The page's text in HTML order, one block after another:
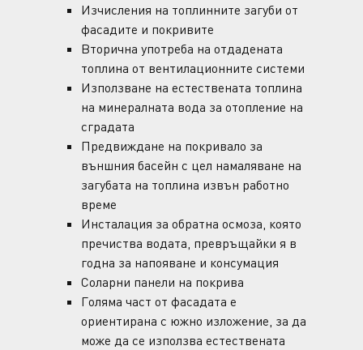
Изчисления на топлинните загуби от
фасадите и покривите
Вторична употреба на отдадената
топлина от вентилационните системи
Използване на естествената топлина
на минералната вода за отопление на
сградата
Предвиждане на покривало за
външния басейн с цел намаляване на
загубата на топлина извън работно
време
Инсталация за обратна осмоза, която
пречиства водата, превръщайки я в
годна за напояване и консумация
Соларни панели на покрива
Голяма част от фасадата е
ориентирана с южно изложение, за да
може да се използва естествената